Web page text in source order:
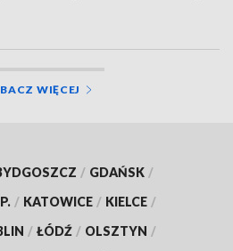
WIĘCEJ
/ GDAŃSK /
/ KATOWICE / KIELCE /
/ ŁÓDŹ / OLSZTYN /